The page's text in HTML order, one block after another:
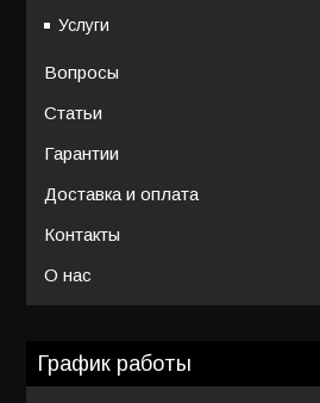
Услуги
Вопросы
Статьи
Гарантии
Доставка и оплата
Контакты
О нас
График работы